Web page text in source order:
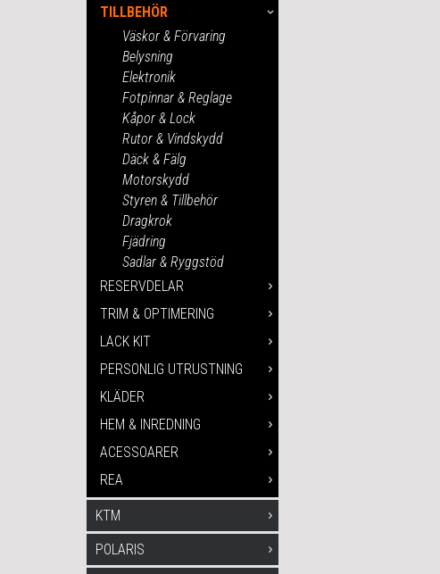
TILLBEHÖR
Väskor & Förvaring
Belysning
Elektronik
Fotpinnar & Reglage
Kåpor & Lock
Rutor & Vindskydd
Däck & Fälg
Motorskydd
Styren & Tillbehör
Dragkrok
Fjädring
Sadlar & Ryggstöd
RESERVDELAR
TRIM & OPTIMERING
LACK KIT
PERSONLIG UTRUSTNING
KLÄDER
HEM & INREDNING
ACESSOARER
REA
KTM
POLARIS